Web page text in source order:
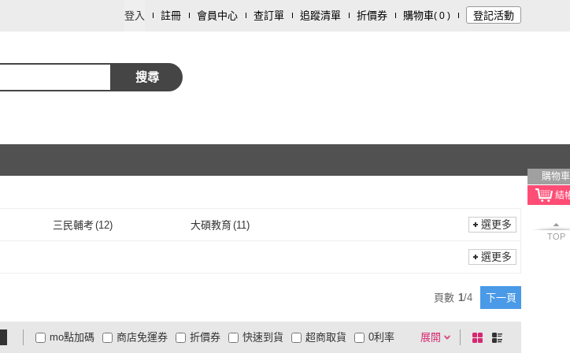
登入 註冊 會員中心 查訂單 追蹤清單 折價券 購物車( 0 ) 登記活動
搜尋
購物車
TOP
三民輔考(12) 大碩教育(11)
取消 選更多
選更多
頁數 1/4 下一頁
展開
折價券
有影片
商品有量 電視購物
mo點加碼 快速到貨 超商取貨
大家電安心配
大家電快配
商店免運券 0利率
棋
盤
列